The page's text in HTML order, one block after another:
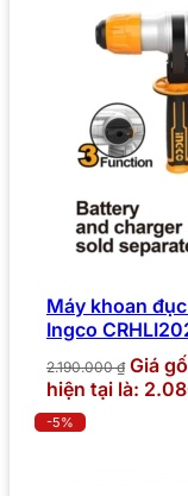
Máy khoan
Ingco
2.190.000₫ Giá
hiện tại là:
-5%